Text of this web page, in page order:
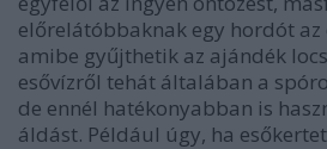
előrelátóbbaknak egy hordót az
amibe gyűjthetik az ajándék
esővízről tehát általában a
de ennél hatékonyabban is
áldást. Például úgy, ha